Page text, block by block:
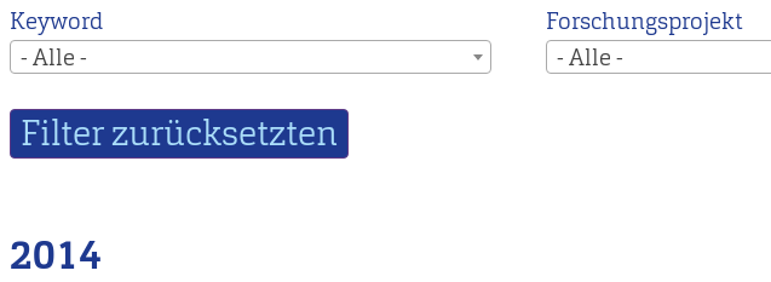
Keyword
- Alle -
Forschungsprojekt
- Alle -
2014